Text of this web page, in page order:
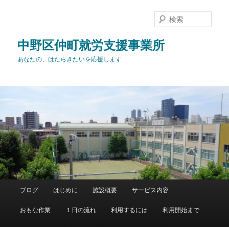
移
中野区仲町就労支援事業所
あなたの、はたらきたいを応援します
索
ブログ はじめに 施設概要 サービス内容
おもな作業 １日の流れ 利用するには 利用開始まで